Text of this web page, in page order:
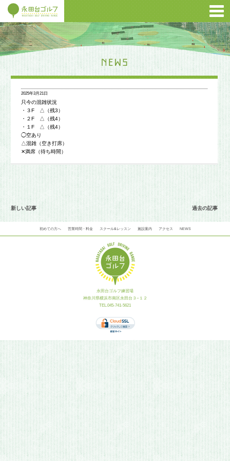
2025年3月21日
只今の混雑状況
・３F △（残3）
・２F △（残4）
・１F △（残4）
◯空あり
△混雑（空き打席）
✕満席（待ち時間）
新しい記事 過去の記事
初めての方へ 営業時間・料金 スクール&レッスン 施設案内 アクセス NEWS
永田台ゴルフ練習場
神奈川県横浜市南区永田台３−１２
TEL.045-741-5621